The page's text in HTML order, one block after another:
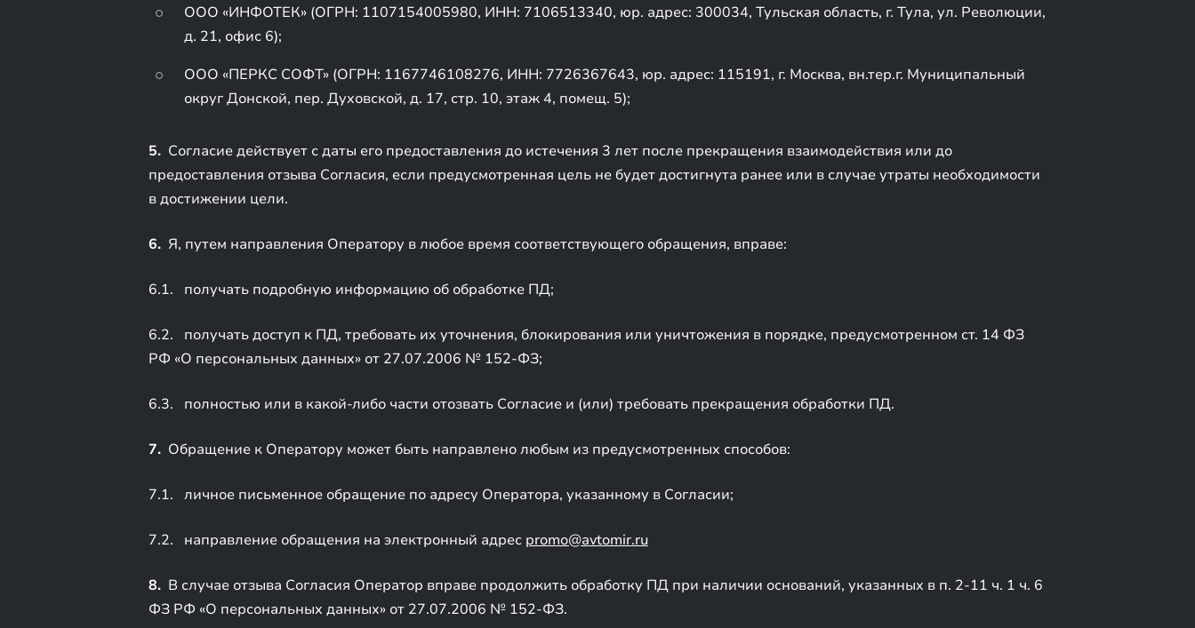
ООО «ИНФОТЕК» (ОГРН: 1107154005980, ИНН: 7106513340, юр. адрес: 300034, Тульская область, г. Тула, ул. Революции,
д. 21, офис 6);
ООО «ПЕРКС СОФТ» (ОГРН: 1167746108276, ИНН: 7726367643, юр. адрес: 115191, г. Москва, вн.тер.г. Муниципальный
округ Донской, пер. Духовской, д. 17, стр. 10, этаж 4, помещ. 5);
5.Согласие действует с даты его предоставления до истечения 3 лет после прекращения взаимодействия или до
предоставления отзыва Согласия, если предусмотренная цель не будет достигнута ранее или в случае утраты необходимости
в достижении цели.
6.Я, путем направления Оператору в любое время соответствующего обращения, вправе:
6.1. получать подробную информацию об обработке ПД;
6.2. получать доступ к ПД, требовать их уточнения, блокирования или уничтожения в порядке, предусмотренном ст. 14 ФЗ
РФ «О персональных данных» от 27.07.2006 № 152-ФЗ;
6.3. полностью или в какой-либо части отозвать Согласие и (или) требовать прекращения обработки ПД.
7.Обращение к Оператору может быть направлено любым из предусмотренных способов:
7.1. личное письменное обращение по адресу Оператора, указанному в Согласии;
7.2. направление обращения на электронный адрес promo@avtomir.ru
8.В случае отзыва Согласия Оператор вправе продолжить обработку ПД при наличии оснований, указанных в п. 2-11 ч. 1 ч. 6
ФЗ РФ «О персональных данных» от 27.07.2006 № 152-ФЗ.